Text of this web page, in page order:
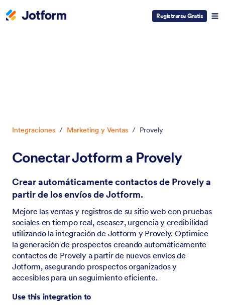
Registrarse Gratis
Integraciones / Marketing y Ventas / Provely
Conectar Jotform a Provely
Crear automáticamente contactos de Provely a
partir de los envíos de Jotform.
Mejore las ventas y registros de su sitio web con pruebas
sociales en tiempo real, escasez, urgencia y credibilidad
utilizando la integración de Jotform y Provely. Optimice
la generación de prospectos creando automáticamente
contactos de Provely a partir de nuevos envíos de
Jotform, asegurando prospectos organizados y
accesibles para un seguimiento eficiente.
Use this integration to